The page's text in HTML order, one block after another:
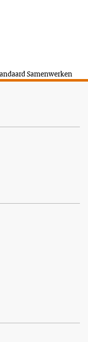
Samenwerken